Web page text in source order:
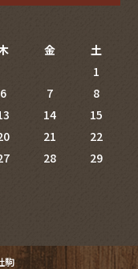
金 土
1
6 7
8
14
15
21
22
28
29
駒